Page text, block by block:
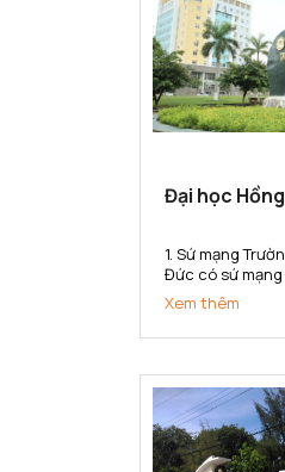
Đại học
1. Sứ mạng
Đức có sứ
nhân lực đa lĩnh
thích ứng với sự
trường lao
vụ sự phát triển
Xem thêm